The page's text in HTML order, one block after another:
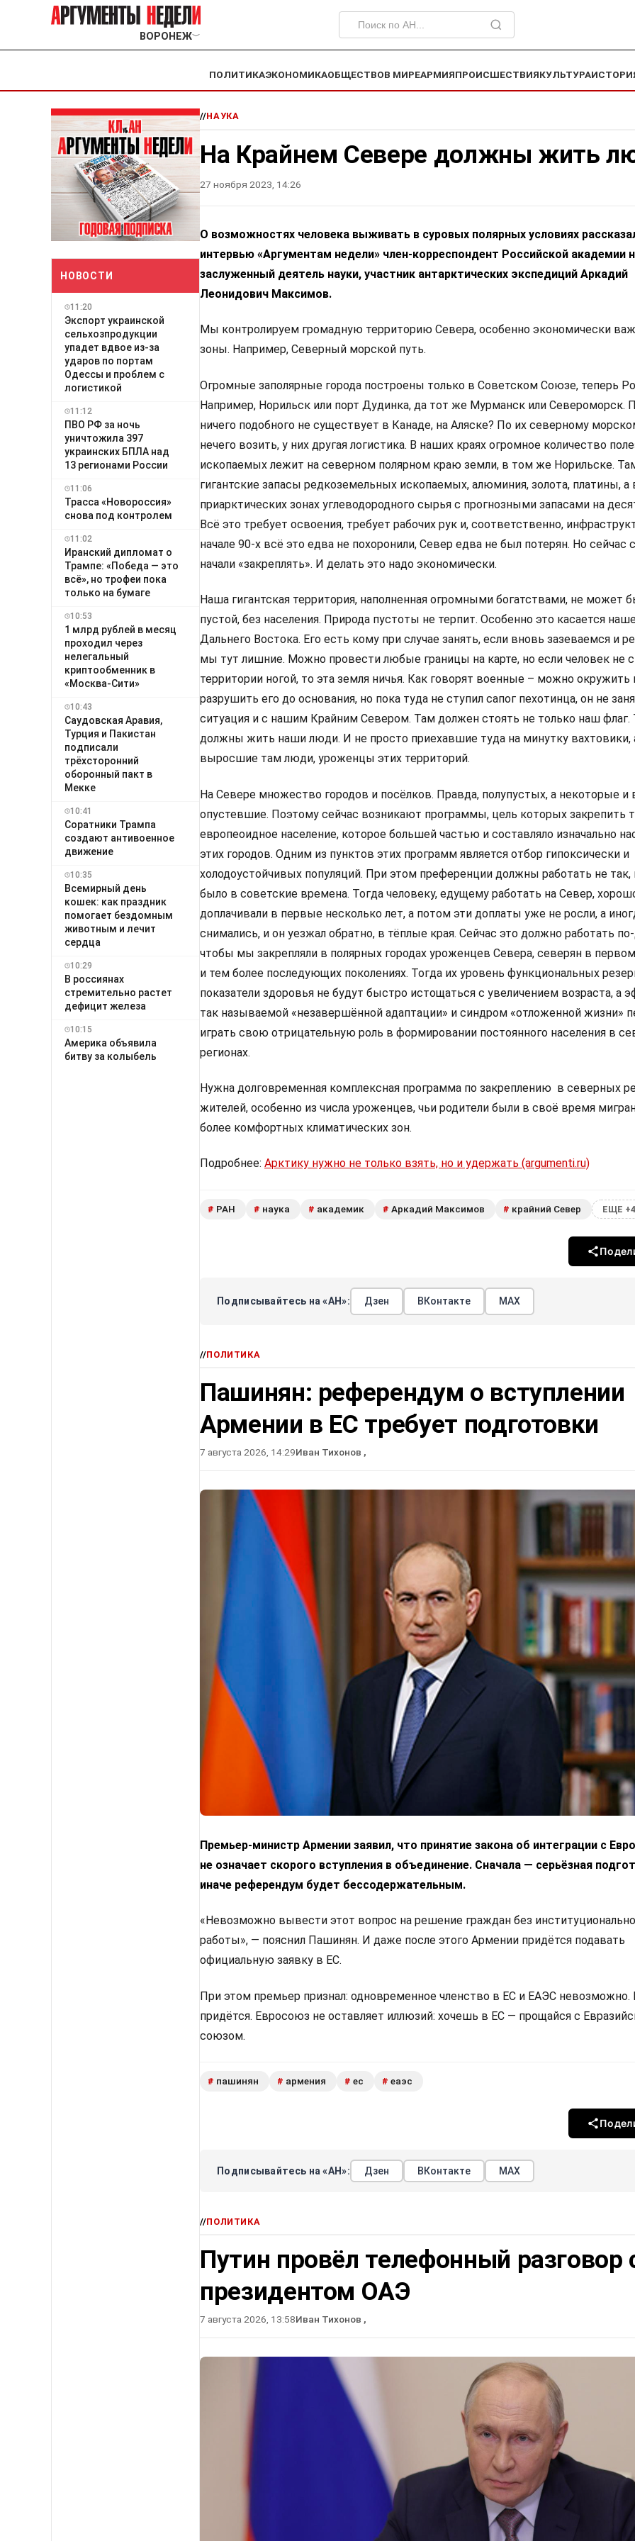
ВОРОНЕЖ﹀
ПОЛИТИКАЭКОНОМИКАОБЩЕСТВОВ МИРЕАРМИЯПРОИСШЕСТВИЯКУЛЬТУРА
НОВОСТИ
11:20
Экспорт украинской
сельхозпродукции
упадет вдвое из-за
ударов по портам
Одессы и проблем с
логистикой
11:12
ПВО РФ за ночь
уничтожила 397
украинских БПЛА над
13 регионами России
11:06
Трасса «Новороссия»
снова под контролем
11:02
Иранский дипломат о
Трампе: «Победа — это
всё», но трофеи пока
только на бумаге
10:53
1 млрд рублей в месяц
проходил через
нелегальный
криптообменник в
«Москва-Сити»
10:43
Саудовская Аравия,
Турция и Пакистан
подписали
трёхсторонний
оборонный пакт в
Мекке
10:41
Соратники Трампа
создают антивоенное
движение
10:35
Всемирный день
кошек: как праздник
помогает бездомным
животным и лечит
сердца
10:29
В россиянах
стремительно растет
дефицит железа
10:15
Америка объявила
битву за колыбель
//НАУКА
На Крайнем Севере должны жить
27 ноября 2023, 14:26
О возможностях человека выживать в суровых полярных условиях
интервью «Аргументам недели» член-корреспондент Российской академии
заслуженный деятель науки, участник антарктических экспедиций Аркадий
Леонидович Максимов.
Мы контролируем громадную территорию Севера, особенно экономически
зоны. Например, Северный морской путь.
Огромные заполярные города построены только в Советском Союзе, теперь
Например, Норильск или порт Дудинка, да тот же Мурманск или Североморск.
ничего подобного не существует в Канаде, на Аляске? По их северному
нечего возить, у них другая логистика. В наших краях огромное количество
ископаемых лежит на северном полярном краю земли, в том же Норильске.
гигантские запасы редкоземельных ископаемых, алюминия, золота, платины, а
приарктических зонах углеводородного сырья с прогнозными запасами на
Всё это требует освоения, требует рабочих рук и, соответственно,
начале 90-х всё это едва не похоронили, Север едва не был потерян. Но сейчас
начали «закреплять». И делать это надо экономически.
Наша гигантская территория, наполненная огромными богатствами, не может
пустой, без населения. Природа пустоты не терпит. Особенно это касается
Дальнего Востока. Его есть кому при случае занять, если вновь зазеваемся и
мы тут лишние. Можно провести любые границы на карте, но если человек не
территории ногой, то эта земля ничья. Как говорят военные – можно окружить
разрушить его до основания, но пока туда не ступил сапог пехотинца, он не
ситуация и с нашим Крайним Севером. Там должен стоять не только наш флаг.
должны жить наши люди. И не просто приехавшие туда на минутку вахтовики,
выросшие там люди, уроженцы этих территорий.
На Севере множество городов и посёлков. Правда, полупустых, а некоторые и
опустевшие. Поэтому сейчас возникают программы, цель которых закрепить
европеоидное население, которое большей частью и составляло изначально
этих городов. Одним из пунктов этих программ является отбор гипоксически и
холодоустойчивых популяций. При этом преференции должны работать не так,
было в советские времена. Тогда человеку, едущему работать на Север,
доплачивали в первые несколько лет, а потом эти доплаты уже не росли, а
снимались, и он уезжал обратно, в тёплые края. Сейчас это должно работать
чтобы мы закрепляли в полярных городах уроженцев Севера, северян в
и тем более последующих поколениях. Тогда их уровень функциональных
показатели здоровья не будут быстро истощаться с увеличением возраста, а
так называемой «незавершённой адаптации» и синдром «отложенной жизни»
играть свою отрицательную роль в формировании постоянного населения в
регионах.
Нужна долговременная комплексная программа по закреплению в северных
жителей, особенно из числа уроженцев, чьи родители были в своё время
более комфортных климатических зон.
Подробнее: Арктику нужно не только взять, но и удержать (argumenti.ru)
# РАН # наука # академик # Аркадий Максимов # крайний Север ЕЩЕ +4
Подписывайтесь на «АН»: Дзен ВКонтакте МАХ
//ПОЛИТИКА
Пашинян: референдум о вступлении
Армении в ЕС требует подготовки
7 августа 2026, 14:29Иван Тихонов ,
Премьер-министр Армении заявил, что принятие закона об интеграции с
не означает скорого вступления в объединение. Сначала — серьёзная
иначе референдум будет бессодержательным.
«Невозможно вывести этот вопрос на решение граждан без
работы», — пояснил Пашинян. И даже после этого Армении придётся подавать
официальную заявку в ЕС.
При этом премьер признал: одновременное членство в ЕС и ЕАЭС невозможно.
придётся. Евросоюз не оставляет иллюзий: хочешь в ЕС — прощайся с
союзом.
# пашинян # армения # ес # еаэс
Подписывайтесь на «АН»: Дзен ВКонтакте МАХ
//ПОЛИТИКА
Путин провёл телефонный разговор
президентом ОАЭ
7 августа 2026, 13:58Иван Тихонов ,